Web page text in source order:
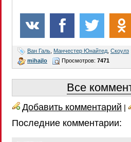
Ван Галь Манчестер Юнайтед Скоулз
mihajlo
Просмотров: 7471
Все
Добавить комментарий |
Последние комментарии: